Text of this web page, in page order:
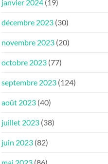
janvier 2024 (19)
décembre 2023 (30)
novembre 2023 (20)
octobre 2023 (77)
septembre 2023 (124)
août 2023 (40)
juillet 2023 (38)
juin 2023 (82)
mai 2023 (86)